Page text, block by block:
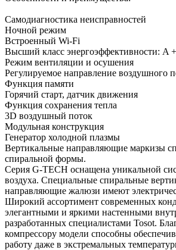
Самодиагностика неисправностей
Ночной режим
Встроенный Wi-Fi
Высший класс энергоэффективности: A
Режим вентиляции и осушения
Регулируемое направление воздушного
Функция памяти
Горячий старт, датчик движения
Функция сохранения тепла
3D воздушный поток
Модульная конструкция
Генератор холодной плазмы
Вертикальные направляющие маркизы
спиральной формы.
Серия G-TECH оснащена уникальной
воздуха. Специальные спиральные
направляющие жалюзи имеют
Широкий ассортимент современных
элегантными и яркими настенными
разработанных специалистами Tosot.
компрессору модели способны
работу даже в экстремальных